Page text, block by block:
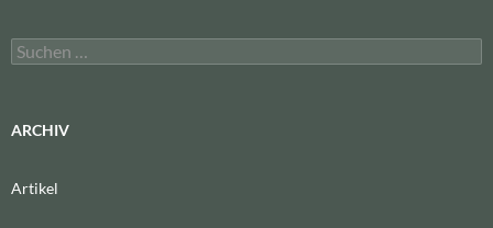
Suchen
nach:
ARCHIV
Artikel